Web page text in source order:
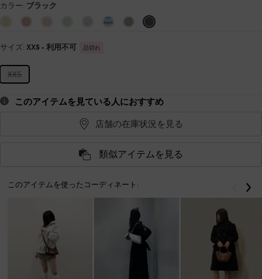
カラー: ブラック
サイズ: XXS - 利用不可 品切れ
XXS
このアイテムを見ている人におすすめ
店舗の在庫状況を見る
類似アイテムを見る
このアイテムを使ったコーディネート: 戻る